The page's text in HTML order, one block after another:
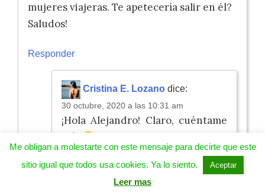
mujeres viajeras. Te apetecería salir en él?
Saludos!
Responder
Cristina E. Lozano dice:
30 octubre, 2020 a las 10:31 am
¡Hola Alejandro! Claro, cuéntame
más
Responder
Me obligan a molestarte con este mensaje para decirte que este
sitio igual que todos usa cookies. Ya lo siento.
Aceptar
Leer mas